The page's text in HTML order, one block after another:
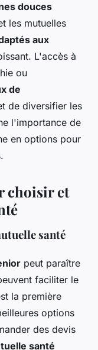
douces
les mutuelles
aux
L'accès à
ou
de
de diversifier les
l'importance de
en options pour
choisir et
santé
peut paraître
faciliter le
la première
options
des devis
santé